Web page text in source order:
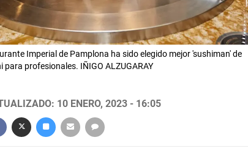
Imperial de Pamplona ha sido elegido mejor 'sushiman' de
profesionales. IÑIGO ALZUGARAY
10 ENERO, 2023 - 16:05